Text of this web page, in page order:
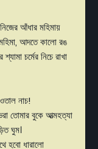
আঁধার মহিমায়
আদতে কালো রঙ
চর্মের নিচে রাখা
নাচ!
তোমার বুকে আত্মহত্যা
ঘুম।
হবো ধারালো